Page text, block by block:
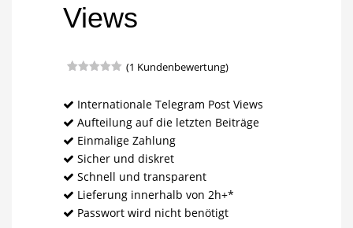
Views
von 5,
basierend
auf
Kundenbewertung
(1 Kundenbewertung)
Internationale Telegram Post Views
Aufteilung auf die letzten Beiträge
Einmalige Zahlung
Sicher und diskret
Schnell und transparent
Lieferung innerhalb von 2h+*
Passwort wird nicht benötigt